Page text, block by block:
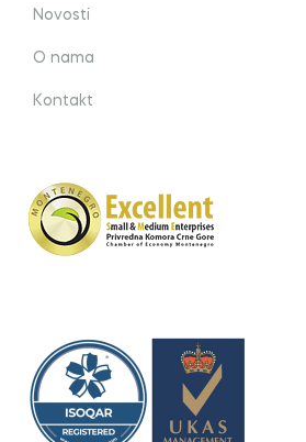
Novosti
O nama
Kontakt